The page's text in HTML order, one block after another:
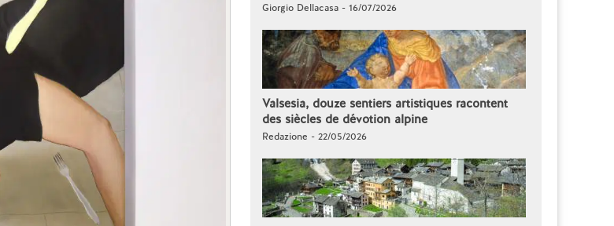
Giorgio Dellacasa - 16/07/2026
Valsesia, douze sentiers artistiques racontent
des siècles de dévotion alpine
Redazione - 22/05/2026